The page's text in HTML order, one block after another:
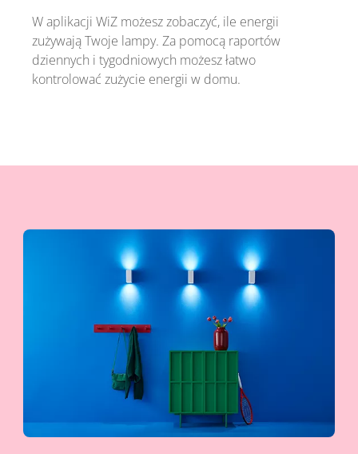
W aplikacji WiZ możesz zobaczyć, ile energii
zużywają Twoje lampy. Za pomocą raportów
dziennych i tygodniowych możesz łatwo
kontrolować zużycie energii w domu.